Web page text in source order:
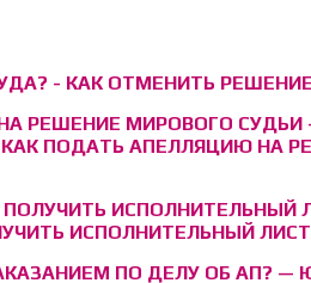
- КАК ОТМЕНИТЬ
РЕШЕНИЕ МИРОВОГО СУДЬИ
ПОДАТЬ АПЕЛЛЯЦИЮ НА
ИСПОЛНИТЕЛЬНЫЙ
ИСПОЛНИТЕЛЬНЫЙ ЛИСТ
ПО ДЕЛУ ОБ АП? —